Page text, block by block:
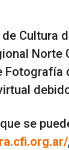
de Cultura
Fotografía
se